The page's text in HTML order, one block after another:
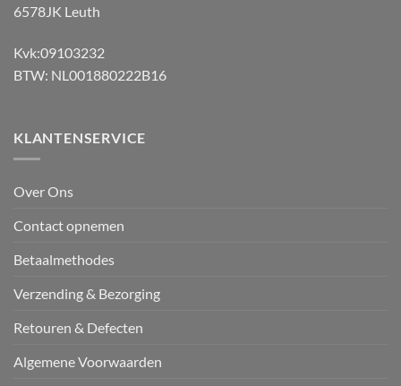
6578JK Leuth
Kvk:09103232
BTW: NL001880222B16
KLANTENSERVICE
Over Ons
Contact opnemen
Betaalmethodes
Verzending & Bezorging
Retouren & Defecten
Algemene Voorwaarden